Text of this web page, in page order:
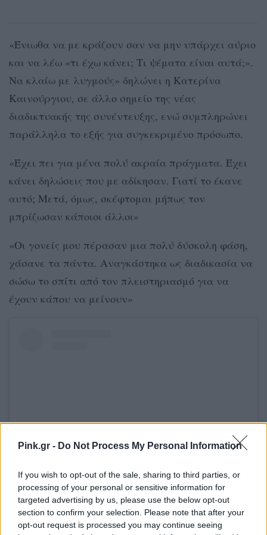
Pink.gr - Do Not Process My Personal Information
If you wish to opt-out of the sale, sharing to third parties, or
processing of your personal or sensitive information for
targeted advertising by us, please use the below opt-out
section to confirm your selection. Please note that after your
opt-out request is processed you may continue seeing
«Ένιωθα να με κράζουν σαν να μην υπάρχει αύριο
και να λέω «τι έχω κάνει; Τι ψέματα είναι αυτά;».
Να κλαίω με λυγμούς» δηλώνει η Κατερίνα
Καινούργιου, σε άλλο σημείο της νέας
διαδικτυακής της συνέντευξης, ενώ συμπληρώνει
παράλληλα το εξής για συγκεκριμένο πρόσωπο.
«Έχει πει για μένα πολύ ακραία πράγματα. Έχει
κάνει δηλώσεις που με αδίκησαν. Γιατί το έκανε
αυτό; Μετά, όμως, σκέφτομαι μήπως τον
μπρίζωσαν κάποιοι άλλοι»
«Οι γονείς μου πέρασαν μια πολύ δύσκολη φάση,
χάσανε τα πάντα. Αναγκάστηκα ως διαδικασία να
σώσω το σπίτι από τον πλειστηριασμό για να
έχουν κάπου να μείνουν»
Δείτε αυτή τη δημοσίευση στο Instagram.